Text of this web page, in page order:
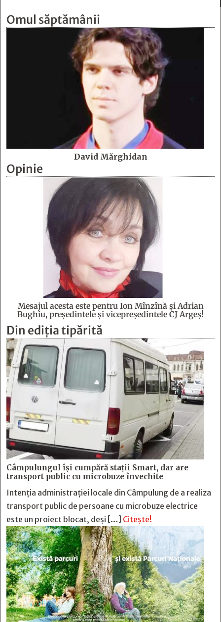
Omul săptămânii
David Mărghidan
Opinie
Mesajul acesta este pentru Ion Mînzînă şi Adrian
Bughiu, preşedintele şi vicepreşedintele CJ Argeş!
Din ediția tipărită
Câmpulungul îşi cumpără staţii Smart, dar are
transport public cu microbuze învechite
Intenția administrației locale din Câmpulung de a realiza
transport public de persoane cu microbuze electrice
este un proiect blocat, deși […] Citește!